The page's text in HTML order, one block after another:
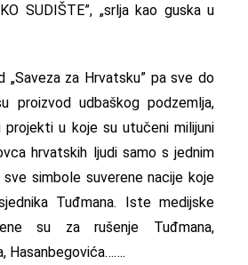
SUDIŠTE”, „srlja kao guska u
„Saveza za Hrvatsku” pa sve do
proizvod udbaškog podzemlja,
u koje su utučeni milijuni
hrvatskih ljudi samo s jednim
simbole suverene nacije koje
Tuđmana. Iste medijske
su za rušenje Tuđmana,
Hasanbegovića…….